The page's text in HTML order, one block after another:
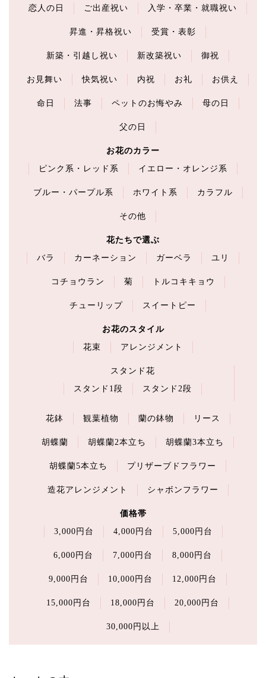
恋人の日 ご出産祝い 入学・卒業・就職祝い
昇進・昇格祝い 受賞・表彰
新築・引越し祝い 新改築祝い 御祝
お見舞い 快気祝い 内祝 お礼 お供え
命日 法事 ペットのお悔やみ 母の日
父の日
お花のカラー
ピンク系・レッド系
イエロー・オレンジ系
ブルー・パープル系 ホワイト系 カラフル
その他
花たちで選ぶ
バラ
カーネーション ガーベラ ユリ
コチョウラン 菊 トルコキキョウ
チューリップ スイートピー
お花のスタイル
花束
アレンジメント
スタンド花
スタンド1段
スタンド2段
花鉢 観葉植物 蘭の鉢物 リース
胡蝶蘭 胡蝶蘭2本立ち 胡蝶蘭3本立ち
胡蝶蘭5本立ち プリザーブドフラワー
造花アレンジメント シャボンフラワー
価格帯
3,000円台
4,000円台 5,000円台
6,000円台 7,000円台 8,000円台
9,000円台 10,000円台 12,000円台
15,000円台 18,000円台 20,000円台
30,000円以上